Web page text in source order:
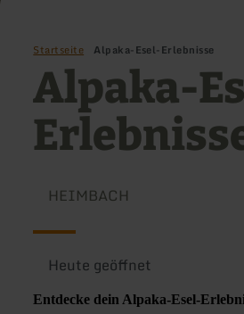
Startseite Alpaka-Esel-Erlebnisse
Alpaka-
HEIMBACH
Heute geöffnet
Entdecke dein Alpaka-Esel-